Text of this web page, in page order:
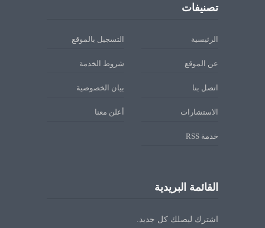
تصنيفات
الرئيسية التسجيل بالموقع
عن الموقع شروط الخدمة
اتصل بنا بيان الخصوصية
الاستشارات أعلن معنا
خدمة RSS
القائمة البريدية
اشترك ليصلك كل جديد.